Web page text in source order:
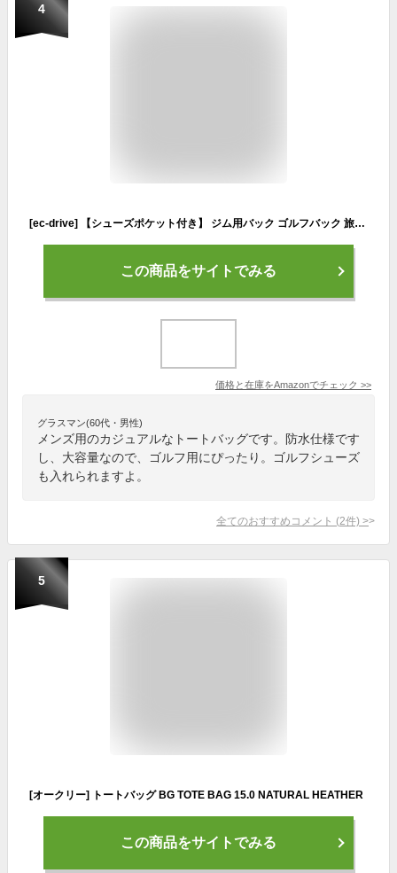
4
[ec-drive] 【シューズポケット付き】 ジム用バック ゴルフバック 旅行 大容量 防水加工 メンズ レディース ジム バック バッグ 靴入れ シューズ 靴 カバン かばん 鞄 (大サイズ)
この商品をサイトでみる
価格と在庫をAmazonでチェック >>
グラスマン(60代・男性)
メンズ用のカジュアルなトートバッグです。防水仕様です
し、大容量なので、ゴルフ用にぴったり。ゴルフシューズ
も入れられますよ。
全てのおすすめコメント (2件) >
5
[オークリー] トートバッグ BG TOTE BAG 15.0 NATURAL HEATHER
この商品をサイトでみる